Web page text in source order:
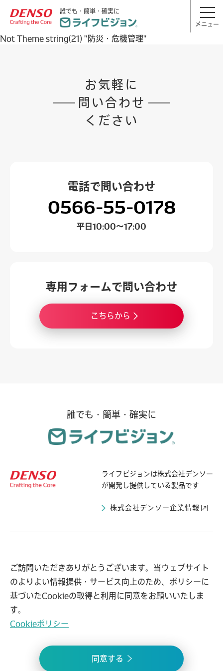
誰でも・簡単・確実に
メニュー
Not Theme string(21) "防災・危機管理"
お気軽に
問い合わせ
ください
電話で 問い合わせ
0566-55-0178
平日 10:00～17:00
専用フォームで 問い合わせ
こちらから
誰でも・簡単・確実に
ライフビジョンは株式会社デンソー
が開発し提供している製品です
株式会社デンソー企業情報
ライフビジョンとは 導入自治体の声
事例紹介 お知らせ
プライバシーポリシー 情報セキュリティ方針
ご訪問いただきありがとうございます。当ウェブサイト
のよりよい情報提供・サービス向上のため、ポリシーに
基づいたCookieの取得と利用に同意をお願いいたしま
す。
Cookieポリシー
同意する